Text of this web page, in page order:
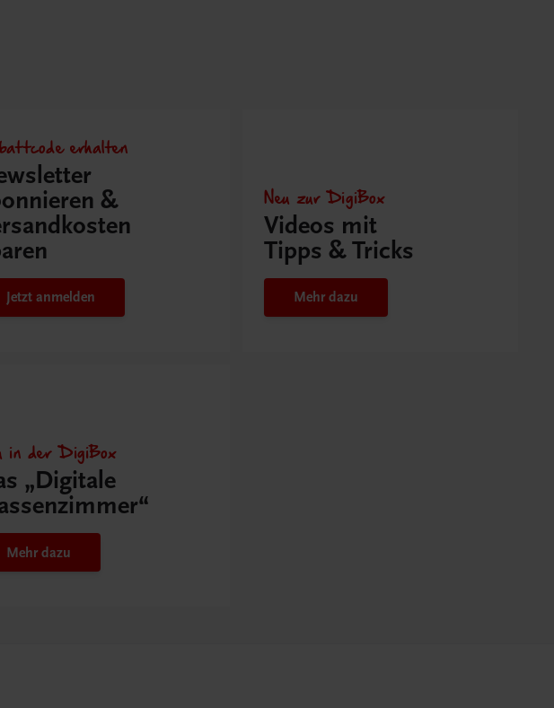
erhalten
&
Jetzt anmelden
Neu zur DigiBox
Videos mit
Tipps & Tricks
Mehr dazu
in der DigiBox
„Digitale
Mehr dazu